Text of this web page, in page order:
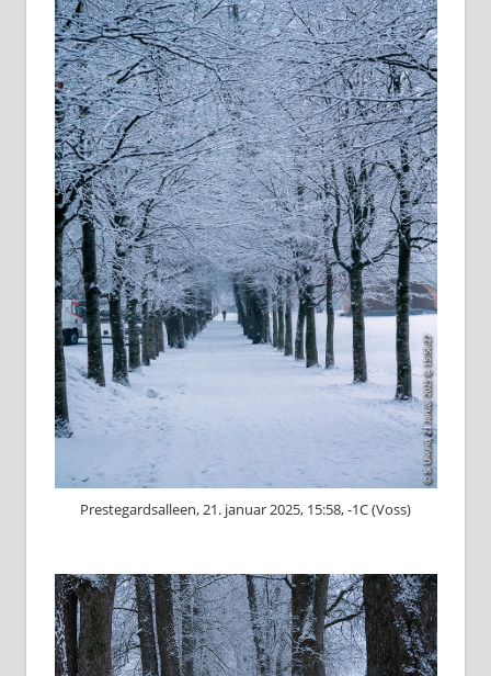
Prestegardsalleen, 21. januar 2025, 15:58, -1C (Voss)